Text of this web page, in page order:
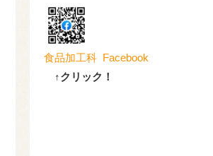
食品加工科 Facebook
↑クリック！